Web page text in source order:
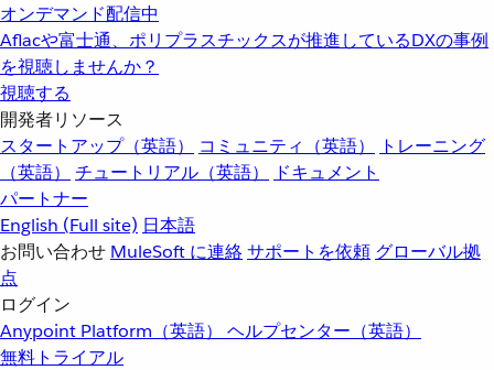
オンデマンド配信中
Aflacや富士通、ポリプラスチックスが推進しているDXの事例
を視聴しませんか？
視聴する
開発者リソース
スタートアップ（英語）
コミュニティ（英語）
トレーニング
（英語）
チュートリアル（英語）
ドキュメント
パートナー
English (Full site) 日本語
お問い合わせ MuleSoft に連絡サポートを依頼 グローバル拠
点
ログイン
Anypoint Platform（英語） ヘルプセンター（英語）
無料トライアル